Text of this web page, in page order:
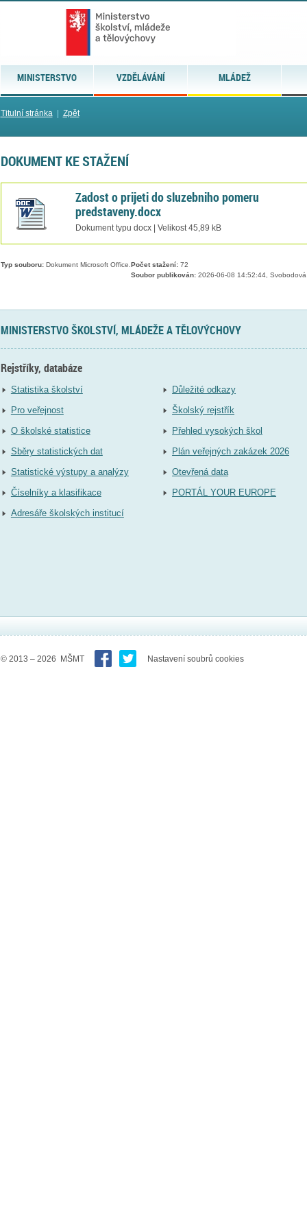
MINISTERSTVO VZDĚLÁVÁNÍ MLÁDEŽ
Titulní stránka| Zpět
DOKUMENT KE STAŽENÍ
Zadost o prijeti do sluzebniho pomeru
predstaveny.docx
Dokument typu docx | Velikost 45,89 kB
Typ souboru:Dokument Microsoft Office. Počet stažení:72
Soubor publikován:2026-06-08 14:52:44, Svobodová
MINISTERSTVO ŠKOLSTVÍ, MLÁDEŽE A TĚLOVÝCHOVY
Rejstříky, databáze
Statistika školství
Pro veřejnost
O školské statistice
Sběry statistických dat
Statistické výstupy a analýzy
Číselníky a klasifikace
Adresáře školských institucí
Důležité odkazy
Školský rejstřík
Přehled vysokých škol
Plán veřejných zakázek 2026
Otevřená data
PORTÁL YOUR EUROPE
© 2013 – 2026 MŠMT Nastavení soubrů cookies